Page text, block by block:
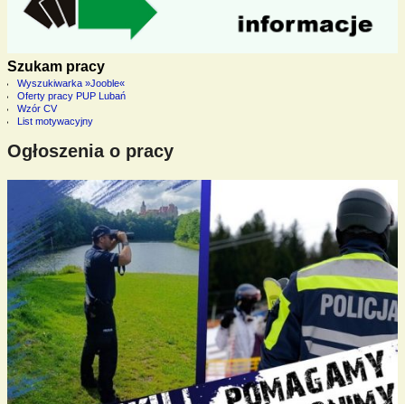
Szukam pracy
Wyszukiwarka »Jooble«
Oferty pracy PUP Lubań
Wzór CV
List motywacyjny
Ogłoszenia o pracy